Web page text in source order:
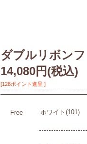
ダブルリボン
14,080円(税込)
[128ポイント進呈 ]
Free ホワイト(101)